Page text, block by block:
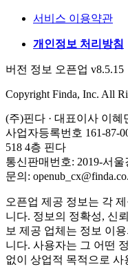
서비스 이용약관
개인정보 처리방침
버전 정보 오픈업 v8.5.15
Copyright Finda, Inc. All
(주)핀다 · 대표이사 이혜
사업자등록번호 161-87-
518 4층 핀다
통신판매번호: 2019-서울
문의:
오픈업 제공 정보는 각
니다. 정보의 정확성, 신
보 제공 업체는 정보 이
니다. 사용자는 그 어떤
없이 상업적 목적으로 사